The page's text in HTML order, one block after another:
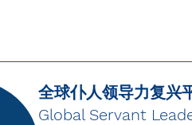
全球仆人领导力复兴
Global Servant